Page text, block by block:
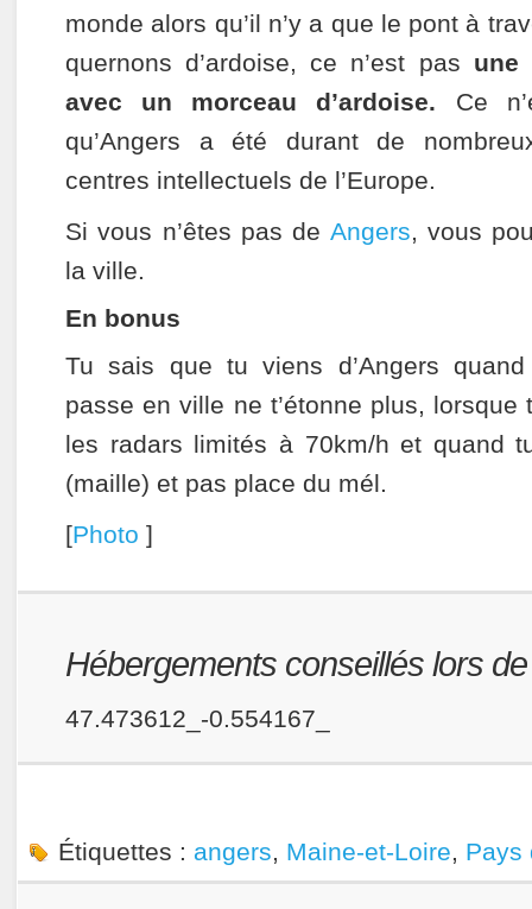
monde alors qu’il n’y a que le pont à
quernons d’ardoise, ce n’est pas une
avec un morceau d’ardoise. Ce
qu’Angers a été durant de
centres intellectuels de l’Europe.
Si vous n’êtes pas de Angers, vous
la ville.
En bonus
Tu sais que tu viens d’Angers
passe en ville ne t’étonne plus,
les radars limités à 70km/h et quand
(maille) et pas place du mél.
[Photo ]
Hébergements conseillés lors
47.473612_-0.554167_
Étiquettes : angers, Maine-et-Loire, Pays